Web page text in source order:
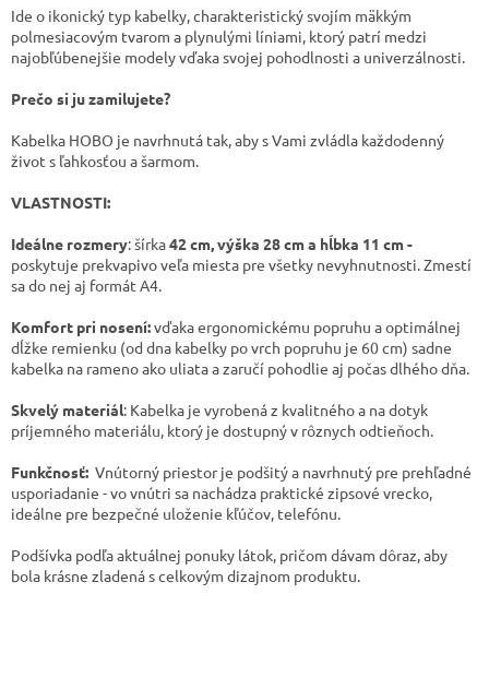
Ide o ikonický typ kabelky, charakteristický svojím mäkkým
polmesiacovým tvarom a plynulými líniami, ktorý patrí medzi
najobľúbenejšie modely vďaka svojej pohodlnosti a univerzálnosti. ​
Prečo si ju zamilujete? ​
Kabelka HOBO je navrhnutá tak, aby s Vami zvládla každodenný
život s ľahkosťou a šarmom.
VLASTNOSTI:
Ideálne rozmery: šírka42 cm, výška 28 cm a hĺbka 11 cm -
poskytuje prekvapivo veľa miesta pre všetky nevyhnutnosti. Zmestí
sa do nej aj formát A4.
Komfort pri nosení:vďaka ergonomickému popruhu a optimálnej
dĺžke remienku (od dna kabelky po vrch popruhu je 60 cm) sadne
kabelka na rameno ako uliata a zaručí pohodlie aj počas dlhého dňa.
​Skvelý materiál: Kabelka je vyrobená z kvalitného a na dotyk
príjemného materiálu, ktorý je dostupný v rôznych odtieňoch.
Funkčnosť: Vnútorný priestor je podšitý a navrhnutý pre prehľadné
usporiadanie - vo vnútri sa nachádza praktické zipsové vrecko,
ideálne pre bezpečné uloženie kľúčov, telefónu.
Podšívka podľa aktuálnej ponuky látok, pričom dávam dôraz, aby
bola krásne zladená s celkovým dizajnom produktu.